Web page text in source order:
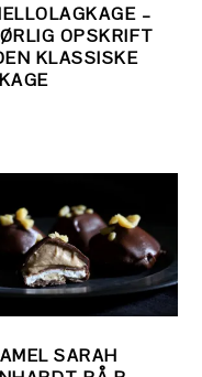
–
OPSKRIFT
KLASSISKE
SARAH